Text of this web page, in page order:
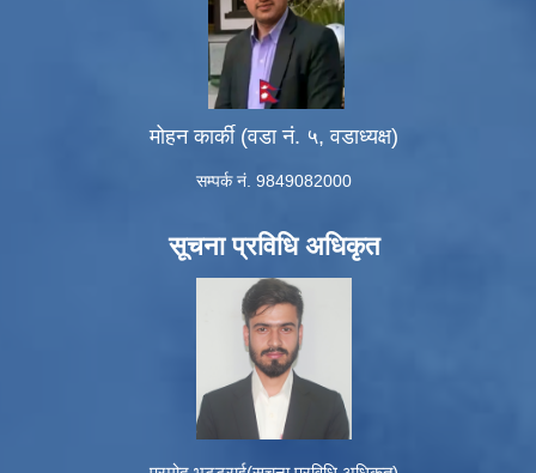
मोहन कार्की (वडा नं. ५, वडाध्यक्ष)
सम्पर्क नं. 9849082000
सूचना प्रविधि अधिकृत